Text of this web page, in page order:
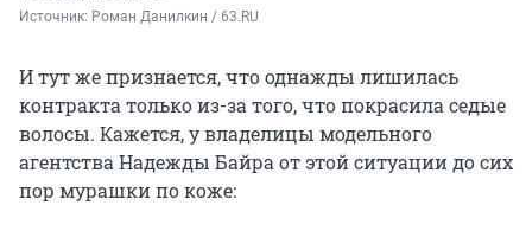
Источник: Роман Данилкин / 63.RU
И тут же признается, что однажды лишилась
контракта только из-за того, что покрасила седые
волосы. Кажется, у владелицы модельного
агентства Надежды Байра от этой ситуации до сих
пор мурашки по коже: